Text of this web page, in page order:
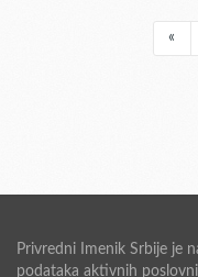
«
Privredni Imenik Srbije je
podataka aktivnih